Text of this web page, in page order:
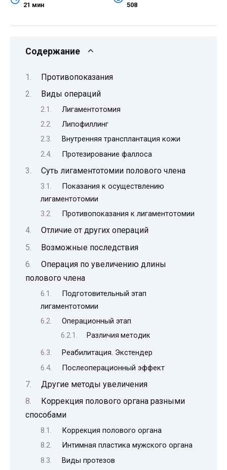
21 мин 508
Содержание
Противопоказания
Виды операций
Лигаментотомия
Липофиллинг
Внутренняя трансплантация кожи
Протезирование фаллоса
Суть лигаментотомии полового члена
Показания к осуществлению
лигаментотомии
Противопоказания к лигаментотомии
Отличие от других операций
Возможные последствия
Операция по увеличению длины
полового члена
Подготовительный этап
лигаментотомии
Операционный этап
Различия методик
Реабилитация. Экстендер
Послеоперационный эффект
Другие методы увеличения
Коррекция полового органа разными
способами
Коррекция полового органа
Интимная пластика мужского органа
Виды протезов